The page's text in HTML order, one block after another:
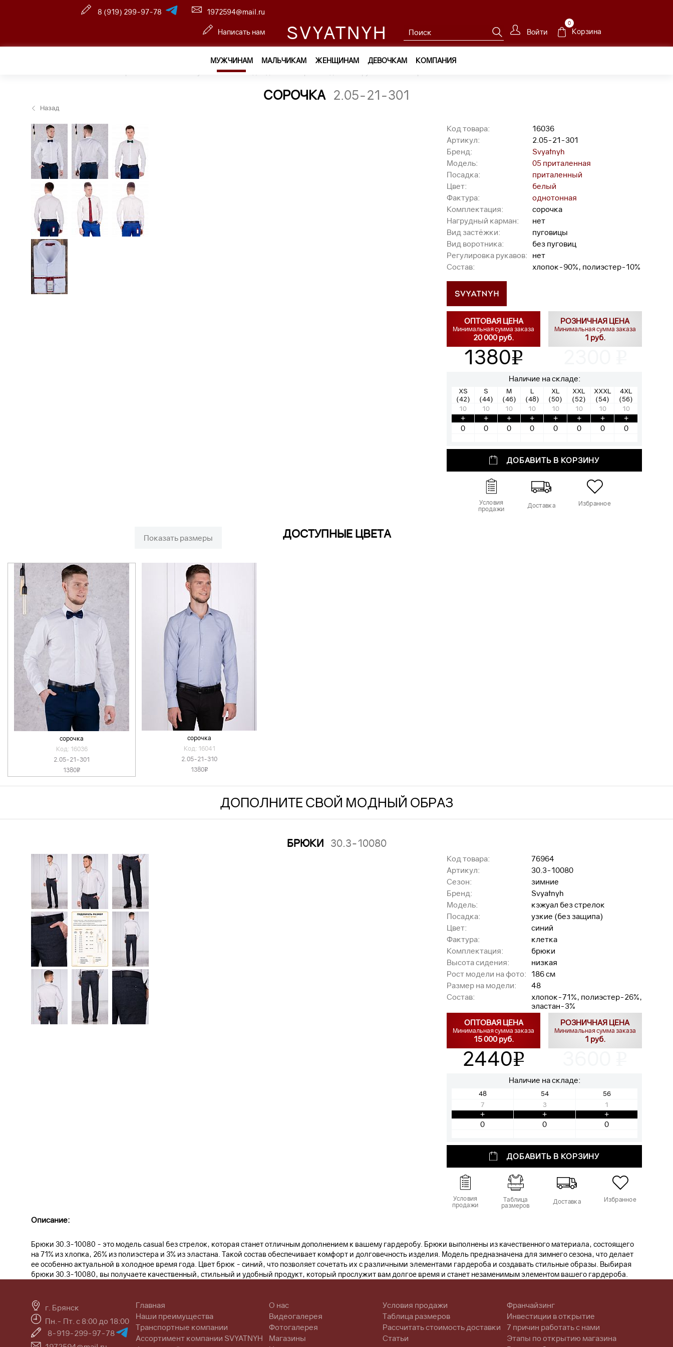
8 (919) 299-97-78 1972594@mail.ru
Написать нам SVYATNYH Войти
0
Корзина
МУЖЧИНАМ МАЛЬЧИКАМ ЖЕНЩИНАМ ДЕВОЧКАМ КОМПАНИЯ
Мужчинам —
СОРОЧКА 2.05-21-301
Назад
Код товара:
16036
Артикул:
2.05-21-301
Бренд:
Svyatnyh
Модель:
05 приталенная
Посадка:
приталенный
Цвет:
белый
Фактура:
однотонная
Комплектация:
сорочка
Нагрудный карман:
нет
Вид застёжки:
пуговицы
Вид воротника:
без пуговиц
Регулировка рукавов:
нет
Состав:
хлопок-90%, полиэстер-10%
ОПТОВАЯ ЦЕНА
Минимальная сумма заказа
20 000 руб.
1380v
РОЗНИЧНАЯ ЦЕНА
Минимальная сумма заказа
1 руб.
Наличие на складе:
XS
(42)
S
(44)
M
(46)
L
(48)
XL
(50)
XXL
(52)
XXXL
(54)
4XL
(56)
10
+
10
+
10
+
10
+
10
+
10
+
10
+
10
+
ДОБАВИТЬ В КОРЗИНУ
Условия
продажи
Доставка Избранное
Показать размеры ДОСТУПНЫЕ ЦВЕТА
сорочка
Код: 16036
2.05-21-301
1380v
сорочка
Код: 16041
2.05-21-310
1380v
ДОПОЛНИТЕ СВОЙ МОДНЫЙ ОБРАЗ
БРЮКИ 30.3-10080
Код товара:
76964
Артикул:
30.3-10080
Сезон:
зимние
Бренд:
Svyatnyh
Модель:
кэжуал без стрелок
Посадка:
узкие (без защипа)
Цвет:
синий
Фактура:
клетка
Комплектация:
брюки
Высота сидения:
низкая
Рост модели на фото:
186 см
Размер на модели:
48
Состав:
хлопок-71%, полиэстер-26%,
эластан-3%
ОПТОВАЯ ЦЕНА
Минимальная сумма заказа
15 000 руб.
2440v
РОЗНИЧНАЯ ЦЕНА
Минимальная сумма заказа
1 руб.
Наличие на складе:
48 54
56
7
+
3
+
1
+
ДОБАВИТЬ В КОРЗИНУ
Условия
продажи
Таблица
размеров
Доставка Избранное
Описание:
Брюки 30.3-10080 - это модель casual без стрелок, которая станет отличным дополнением к вашему гардеробу. Брюки выполнены из качественного материала, состоящего
на 71% из хлопка, 26% из полиэстера и 3% из эластана. Такой состав обеспечивает комфорт и долговечность изделия. Модель предназначена для зимнего сезона, что делает
ее особенно актуальной в холодное время года. Цвет брюк - синий, что позволяет сочетать их с различными элементами гардероба и создавать стильные образы. Выбирая
брюки 30.3-10080, вы получаете качественный, стильный и удобный продукт, который прослужит вам долгое время и станет незаменимым элементом вашего гардероба.
г. Брянск
Пн.- Пт. с 8:00 до 18:00
8-919-299-97-78
Главная
Наши преимущества
Транспортные компании
Ассортимент компании SVYATNYH
О нас
Видеогалерея
Фотогалерея
Магазины
Условия продажи
Таблица размеров
Рассчитать стоимость доставки
Статьи
Франчайзинг
Инвестиции в открытие
7 причин работать с нами
Этапы по открытию магазина